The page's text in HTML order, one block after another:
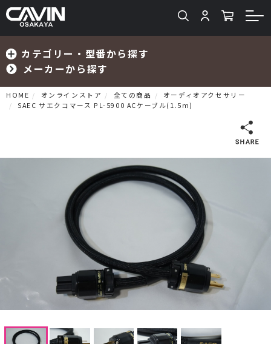
カテゴリー・型番から探す
メーカーから探す
検索
プリメインアンプ
CDプレーヤー・レシーバー
ネットワークプレーヤー・D/Aコンバーター
レコードプレーヤー
HOME オンラインストア 全ての商品
オーディオアクセサリー
SAEC サエクコマース PL-5900 ACケーブル(1.5m)